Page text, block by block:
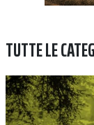
TUTTE LE